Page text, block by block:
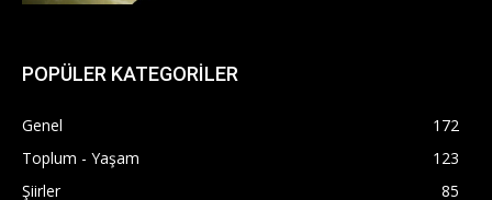
POPÜLER KATEGORİLER
Genel
172
Toplum - Yaşam
123
Şiirler
85